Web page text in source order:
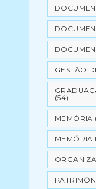
GESTÃO
(54)
MEMÓRIA
MEMÓRIA